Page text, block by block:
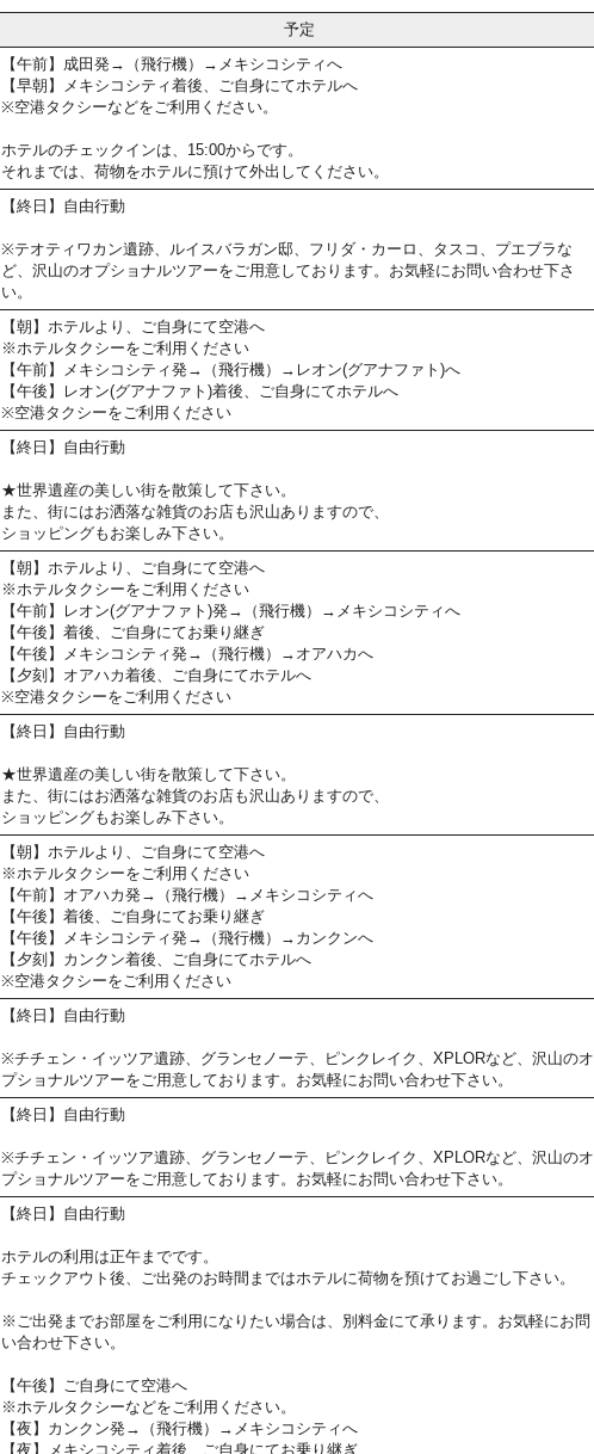
予定
【午前】成田発→（飛行機）→メキシコシティへ
【早朝】メキシコシティ着後、ご自身にてホテルへ
※空港タクシーなどをご利用ください。
ホテルのチェックインは、15:00からです。
それまでは、荷物をホテルに預けて外出してください。
【終日】自由行動
※テオティワカン遺跡、ルイスバラガン邸、フリダ・カーロ、タスコ、プエブラな
ど、沢山のオプショナルツアーをご用意しております。お気軽にお問い合わせ下さ
い。
【朝】ホテルより、ご自身にて空港へ
※ホテルタクシーをご利用ください
【午前】メキシコシティ発→（飛行機）→レオン(グアナファト)へ
【午後】レオン(グアナファト)着後、ご自身にてホテルへ
※空港タクシーをご利用ください
【終日】自由行動
★世界遺産の美しい街を散策して下さい。
また、街にはお洒落な雑貨のお店も沢山ありますので、
ショッピングもお楽しみ下さい。
【朝】ホテルより、ご自身にて空港へ
※ホテルタクシーをご利用ください
【午前】レオン(グアナファト)発→（飛行機）→メキシコシティへ
【午後】着後、ご自身にてお乗り継ぎ
【午後】メキシコシティ発→（飛行機）→オアハカへ
【夕刻】オアハカ着後、ご自身にてホテルへ
※空港タクシーをご利用ください
【終日】自由行動
★世界遺産の美しい街を散策して下さい。
また、街にはお洒落な雑貨のお店も沢山ありますので、
ショッピングもお楽しみ下さい。
【朝】ホテルより、ご自身にて空港へ
※ホテルタクシーをご利用ください
【午前】オアハカ発→（飛行機）→メキシコシティへ
【午後】着後、ご自身にてお乗り継ぎ
【午後】メキシコシティ発→（飛行機）→カンクンへ
【夕刻】カンクン着後、ご自身にてホテルへ
※空港タクシーをご利用ください
【終日】自由行動
※チチェン・イッツア遺跡、グランセノーテ、ピンクレイク、XPLORなど、沢山のオ
プショナルツアーをご用意しております。お気軽にお問い合わせ下さい。
【終日】自由行動
※チチェン・イッツア遺跡、グランセノーテ、ピンクレイク、XPLORなど、沢山のオ
プショナルツアーをご用意しております。お気軽にお問い合わせ下さい。
【終日】自由行動
ホテルの利用は正午までです。
チェックアウト後、ご出発のお時間まではホテルに荷物を預けてお過ごし下さい。
※ご出発までお部屋をご利用になりたい場合は、別料金にて承ります。お気軽にお問
い合わせ下さい。
【午後】ご自身にて空港へ
※ホテルタクシーなどをご利用ください。
【夜】カンクン発→（飛行機）→メキシコシティへ
【夜】メキシコシティ着後、ご自身にてお乗り継ぎ